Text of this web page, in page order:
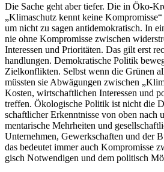
Die Sache geht aber tiefer. Die in Öko-
„Klima­schutz kennt keine
um nicht zu sagen antide­mo­kra­tisch. In
nie ohne Kompro­misse zwischen
Inter­essen und Priori­täten. Das gilt erst
hand­lungen. Demokra­tische Politik
Zielkon­flikten. Selbst wenn die Grünen
müssten sie Abwägungen zwischen
Kosten, wirtschaft­lichen Inter­essen und
treffen. Ökolo­gische Politik ist nicht die
schaft­licher Erkennt­nisse von oben nach
men­ta­rische Mehrheiten und
Unter­nehmen, Gewerk­schaften und der
das bedeutet immer auch Kompro­misse
gisch Notwen­digen und dem politisch